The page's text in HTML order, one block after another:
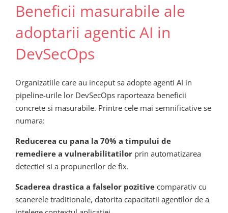
Beneficii masurabile ale
adoptarii agentic AI in
DevSecOps
Organizatiile care au inceput sa adopte agenti AI in
pipeline-urile lor DevSecOps raporteaza beneficii
concrete si masurabile. Printre cele mai semnificative se
numara:
Reducerea cu pana la 70% a timpului de
remediere a vulnerabilitatilor prin automatizarea
detectiei si a propunerilor de fix.
Scaderea drastica a falselor pozitive comparativ cu
scanerele traditionale, datorita capacitatii agentilor de a